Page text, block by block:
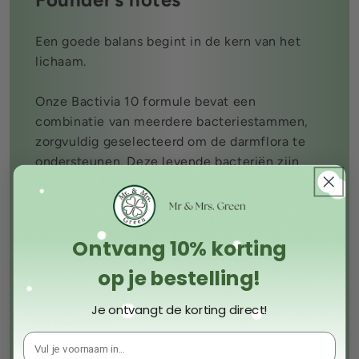
Een goede balans begint in de kern van het
lichaam.
Onze Bactivia 10 formule bevat een
combinatie van meerdere bacteriestammen,
zorgvuldig geselecteerd om de darmflora te
ondersteunen. Deze levende bacteriën zijn
bedoeld om de natuurlijke balans in de darmen
te helpen behouden, wat een belangrijke basis
vormt voor het algehele welzijn.
Wij zien dit als een dagelijkse ondersteuning
voor wie zijn lichaam van binnenuit in balans
wil brengen, met aandacht voor consistentie
Ontvang 10% korting
op je bestelling!
Je ontvangt de korting direct!